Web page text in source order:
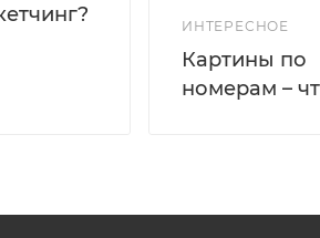
ИНТЕРЕСНОЕ
Картины по
номерам –